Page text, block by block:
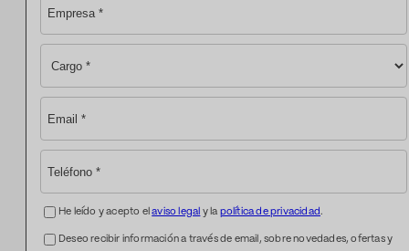
He leído y acepto elaviso legal y la política de privacidad.
Deseo recibir información a través de email, sobre novedades, ofertas y